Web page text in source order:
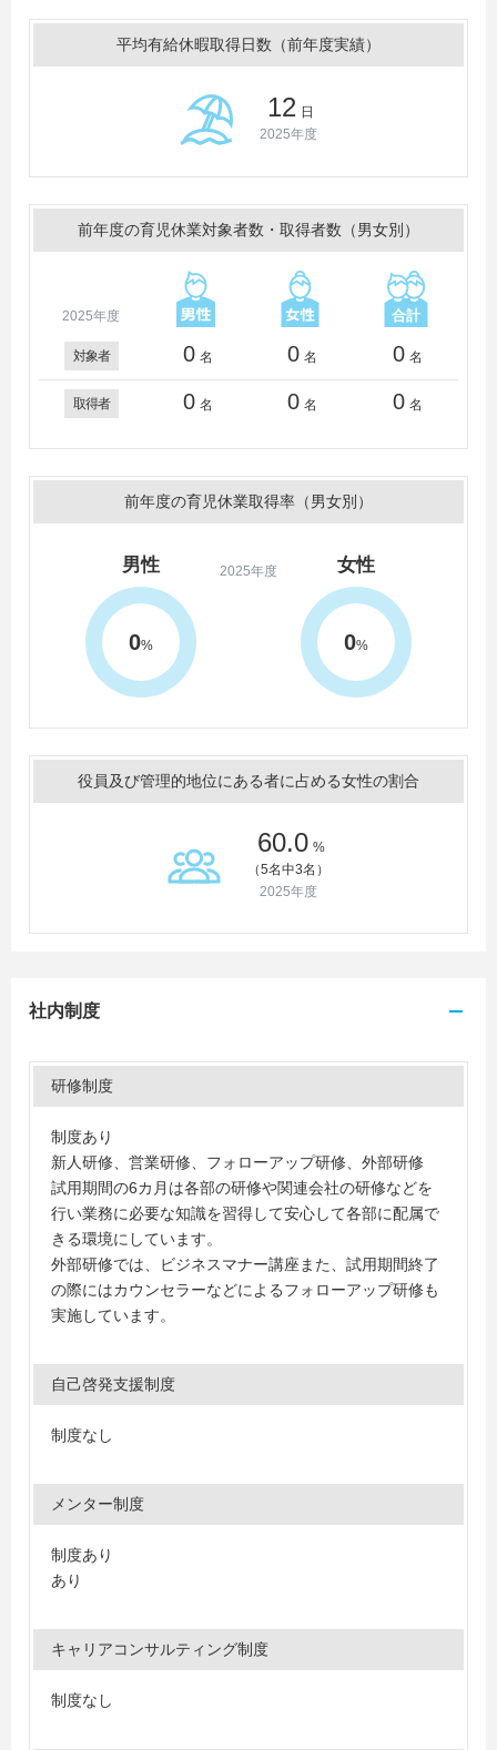
平均有給休暇取得日数（前年度実績）
12 日
2025年度
前年度の育児休業対象者数・取得者数（男女別）
2025年度
対象者 0 名 0 名 0 名
取得者 0 名 0 名 0 名
前年度の育児休業取得率（男女別）
2025年度
男性
0%
女性
0%
役員及び管理的地位にある者に占める女性の割合
60.0 %
（5名中3名）
2025年度
社内制度
研修制度
制度あり
新人研修、営業研修、フォローアップ研修、外部研修
試用期間の6カ月は各部の研修や関連会社の研修などを
行い業務に必要な知識を習得して安心して各部に配属で
きる環境にしています。
外部研修では、ビジネスマナー講座また、試用期間終了
の際にはカウンセラーなどによるフォローアップ研修も
実施しています。
自己啓発支援制度
制度なし
メンター制度
制度あり
あり
キャリアコンサルティング制度
制度なし